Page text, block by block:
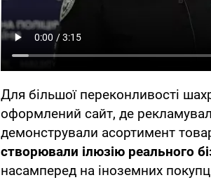
Для більшої переконливості
оформлений сайт, де
демонстрували асортимент
створювали ілюзію реального
насамперед на іноземних